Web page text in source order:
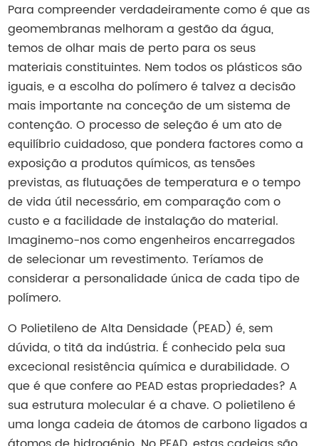
Para compreender verdadeiramente como é que as
geomembranas melhoram a gestão da água,
temos de olhar mais de perto para os seus
materiais constituintes. Nem todos os plásticos são
iguais, e a escolha do polímero é talvez a decisão
mais importante na conceção de um sistema de
contenção. O processo de seleção é um ato de
equilíbrio cuidadoso, que pondera factores como a
exposição a produtos químicos, as tensões
previstas, as flutuações de temperatura e o tempo
de vida útil necessário, em comparação com o
custo e a facilidade de instalação do material.
Imaginemo-nos como engenheiros encarregados
de selecionar um revestimento. Teríamos de
considerar a personalidade única de cada tipo de
polímero.
O Polietileno de Alta Densidade (PEAD) é, sem
dúvida, o titã da indústria. É conhecido pela sua
excecional resistência química e durabilidade. O
que é que confere ao PEAD estas propriedades? A
sua estrutura molecular é a chave. O polietileno é
uma longa cadeia de átomos de carbono ligados a